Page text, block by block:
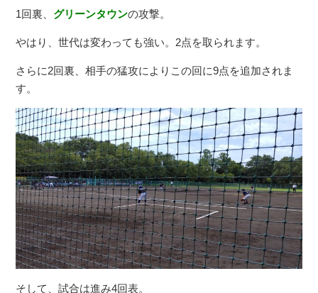
1回裏、 グリーンタウンの攻撃。
やはり、世代は変わっても強い。2点を取られます。
さらに2回裏、相手の猛攻によりこの回に9点を追加されま
す。
そして、試合は進み4回表。